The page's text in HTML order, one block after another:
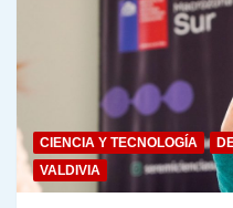
CIENCIA Y TECNOLOGÍA
VALDIVIA